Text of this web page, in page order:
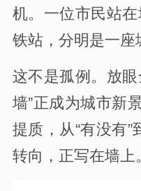
机。一位市民站
铁站，分明是一座
这不是孤例。放
墙”正成为城市新
提质，从“有没有”
转向，正写在墙上